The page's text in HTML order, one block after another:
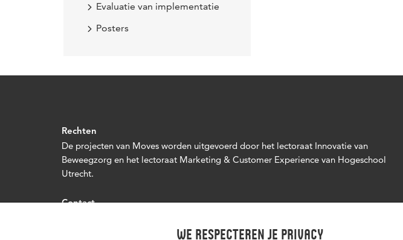
We respecteren je privacy
Evaluatie van implementatie
Posters
Rechten
De projecten van Moves worden uitgevoerd door het lectoraat Innovatie van
Beweegzorg en het lectoraat Marketing & Customer Experience van Hogeschool
Utrecht.
Contact
Mail dan naar moves.beweegzorg@hu.nl